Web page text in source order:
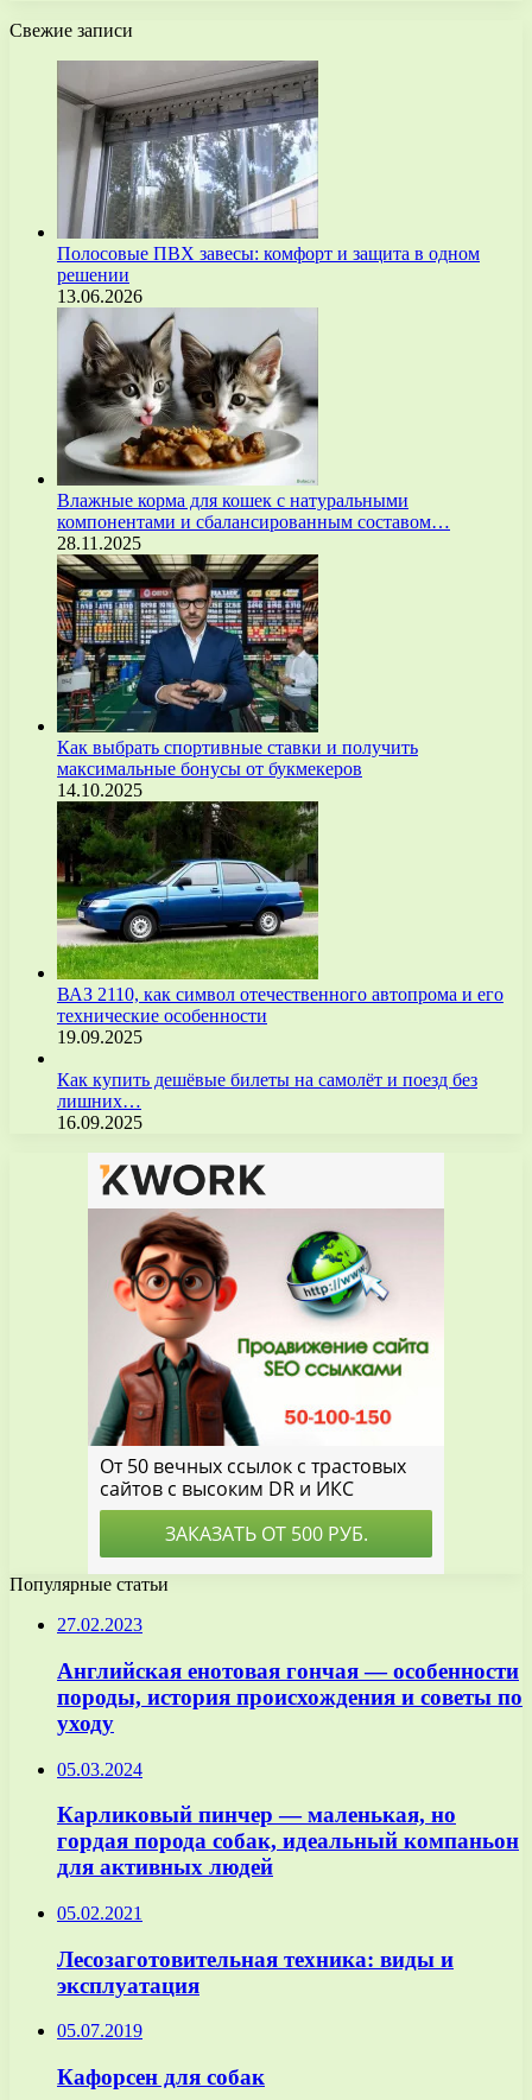
Свежие записи
Полосовые ПВХ завесы: комфорт и защита в одном
решении
13.06.2026
Влажные корма для кошек с натуральными
компонентами и сбалансированным составом…
28.11.2025
Как выбрать спортивные ставки и получить
максимальные бонусы от букмекеров
14.10.2025
ВАЗ 2110, как символ отечественного автопрома и его
технические особенности
19.09.2025
Как купить дешёвые билеты на самолёт и поезд без
лишних…
16.09.2025
Популярные статьи
27.02.2023
Английская енотовая гончая — особенности
породы, история происхождения и советы по
уходу
05.03.2024
Карликовый пинчер — маленькая, но
гордая порода собак, идеальный компаньон
для активных людей
05.02.2021
Лесозаготовительная техника: виды и
эксплуатация
05.07.2019
Кафорсен для собак